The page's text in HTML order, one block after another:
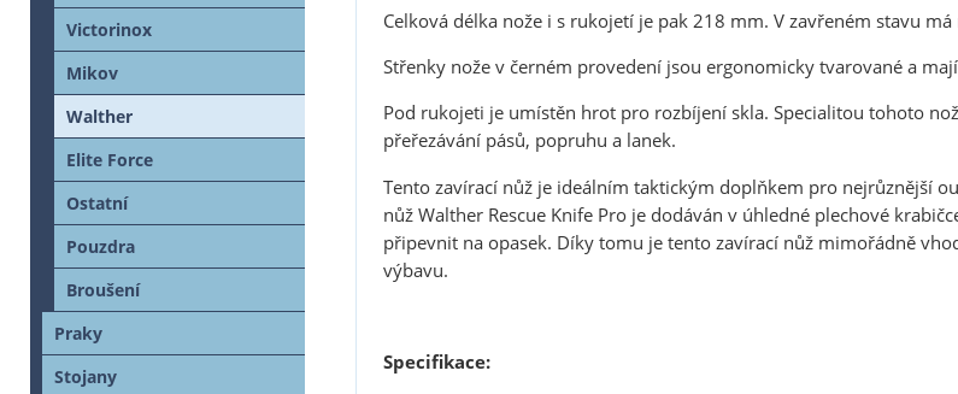
Celková délka nože i s rukojetí je pak 218 mm. V zavřeném stavu
Střenky nože v černém provedení jsou ergonomicky tvarované a
Pod rukojeti je umístěn hrot pro rozbíjení skla. Specialitou tohoto
přeřezávání pásů, popruhu a lanek.
Tento zavírací nůž je ideálním taktickým doplňkem pro nejrůznější
nůž Walther Rescue Knife Pro je dodáván v úhledné plechové
připevnit na opasek. Díky tomu je tento zavírací nůž mimořádně
výbavu.
Specifikace:
Victorinox
Mikov
Walther
Elite Force
Ostatní
Pouzdra
Broušení
Praky
Stojany